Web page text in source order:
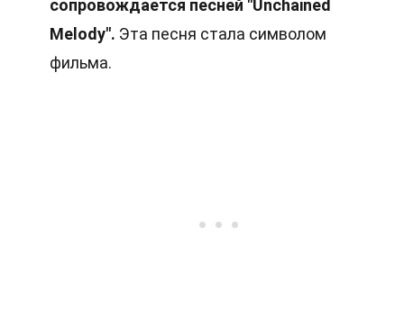
сопровождается песней "Unchained
Melody". Эта песня стала символом
фильма.